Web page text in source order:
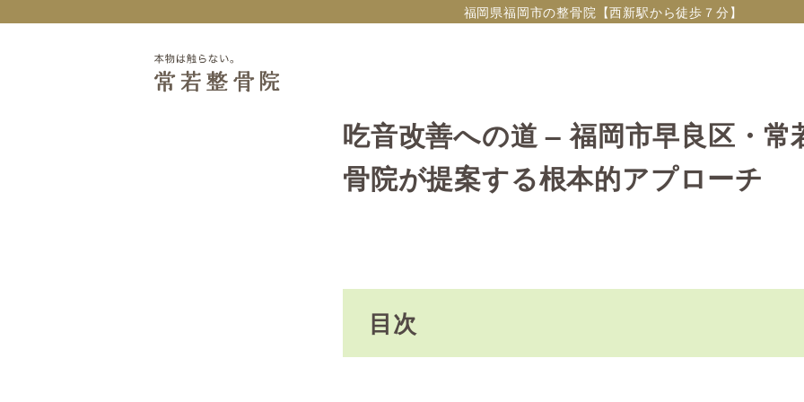
福岡県福岡市の整骨院【西新駅から徒歩７分】
吃音改善への道 – 福岡市早良区・常
骨院が提案する根本的アプローチ
目次